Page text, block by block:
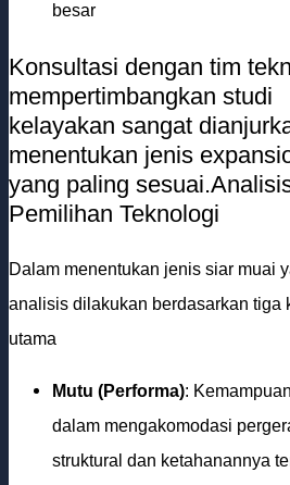
besar
Konsultasi dengan tim
mempertimbangkan studi
kelayakan sangat
menentukan jenis
yang paling
Pemilihan Teknologi
Dalam menentukan jenis siar muai
analisis dilakukan berdasarkan tiga
utama
Mutu (Performa):
dalam mengakomodasi
struktural dan ketahanannya